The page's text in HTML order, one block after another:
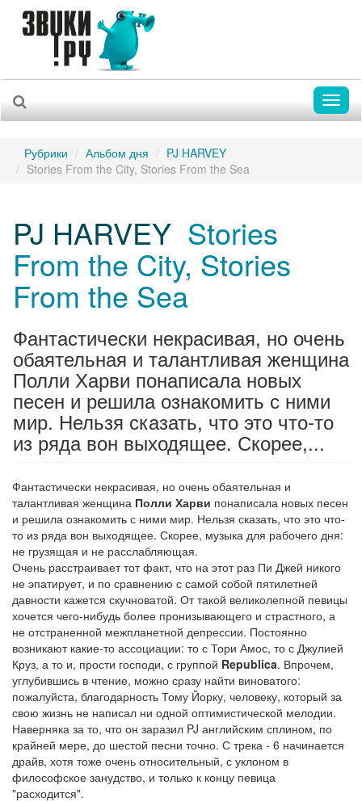
Рубрики Альбом дня
PJ HARVEY
Stories From the City, Stories From the Sea
PJ HARVEY Stories
From the City, Stories
From the Sea
Фантастически некрасивая, но очень
обаятельная и талантливая женщина
Полли Харви понаписала новых
песен и решила ознакомить с ними
мир. Нельзя сказать, что это что-то
из ряда вон выходящее. Скорее,...
Фантастически некрасивая, но очень обаятельная и
талантливая женщина Полли Харви понаписала новых песен
и решила ознакомить с ними мир. Нельзя сказать, что это что-
то из ряда вон выходящее. Скорее, музыка для рабочего дня:
не грузящая и не расслабляющая.
Очень расстраивает тот факт, что на этот раз Пи Джей никого
не эпатирует, и по сравнению с самой собой пятилетней
давности кажется скучноватой. От такой великолепной певицы
хочется чего-нибудь более пронизывающего и страстного, а
не отстраненной межпланетной депрессии. Постоянно
возникают какие-то ассоциации: то с Тори Амос, то с Джулией
Круз, а то и, прости господи, с группой Republica. Впрочем,
углубившись в чтение, можно сразу найти виноватого:
пожалуйста, благодарность Тому Йорку, человеку, который за
свою жизнь не написал ни одной оптимистической мелодии.
Наверняка за то, что он заразил PJ английским сплином, по
крайней мере, до шестой песни точно. С трека - 6 начинается
драйв, хотя тоже очень относительный, с уклоном в
философское занудство, и только к концу певица
"расходится".